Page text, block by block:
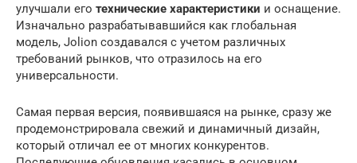
улучшали его технические характеристики и оснащение.
Изначально разрабатывавшийся как глобальная
модель, Jolion создавался с учетом различных
требований рынков, что отразилось на его
универсальности.
Самая первая версия, появившаяся на рынке, сразу же
продемонстрировала свежий и динамичный дизайн,
который отличал ее от многих конкурентов.